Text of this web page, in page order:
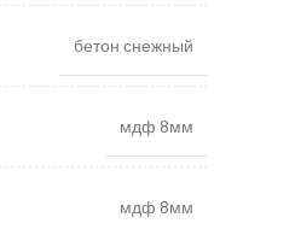
бетон снежный
мдф 8мм
мдф 8мм